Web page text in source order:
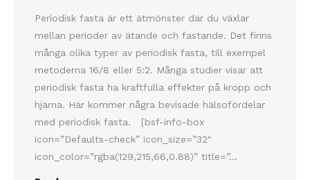
Periodisk fasta är ett ätmönster där du växlar
mellan perioder av ätande och fastande. Det finns
många olika typer av periodisk fasta, till exempel
metoderna 16/8 eller 5:2. Många studier visar att
periodisk fasta ha kraftfulla effekter på kropp och
hjärna. Här kommer några bevisade hälsofördelar
med periodisk fasta. [bsf-info-box
icon=”Defaults-check” icon_size=”32″
icon_color=”rgba(129,215,66,0.88)” title=”…